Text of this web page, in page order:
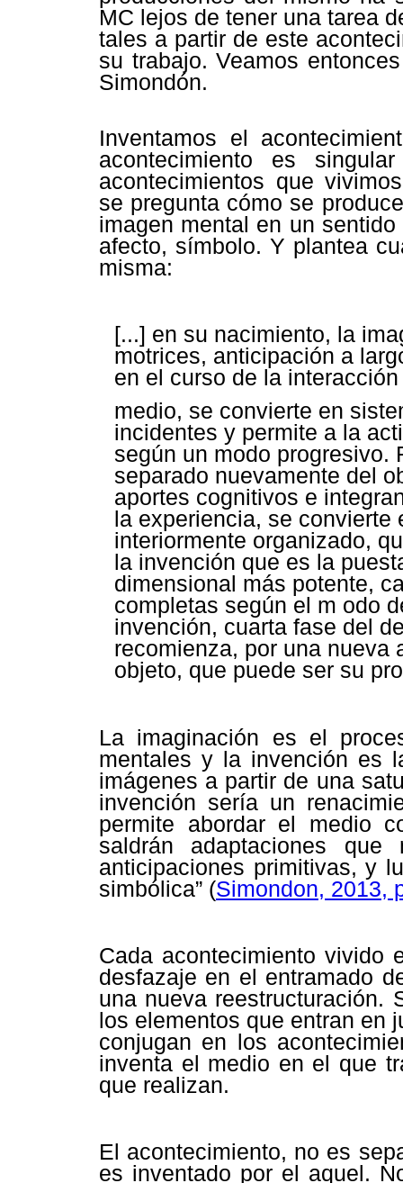
MC lejos de tener una tarea
tales a partir de este
su trabajo. Veamos
Simondón.
Inventamos el
acontecimiento es
acontecimientos que
se pregunta cómo se
imagen mental en un
afecto, símbolo. Y plantea
misma:
[...] en su nacimiento, la
motrices, anticipación a
en el curso de la
medio, se convierte en
incidentes y permite a la
según un modo progresivo.
separado nuevamente del
aportes cognitivos e
la experiencia, se
interiormente organizado,
la invención que es la
dimensional más potente,
completas según el m odo
invención, cuarta fase del
recomienza, por una nueva
objeto, que puede ser su
La imaginación es el
mentales y la invención es
imágenes a partir de una
invención sería un
permite abordar el medio
saldrán adaptaciones
anticipaciones primitivas, y
simbólica” (Simondon, 2013,
Cada acontecimiento vivido
desfazaje en el entramado
una nueva reestructuración.
los elementos que entran en
conjugan en los
inventa el medio en el que
que realizan.
El acontecimiento, no es
es inventado por el aquel.